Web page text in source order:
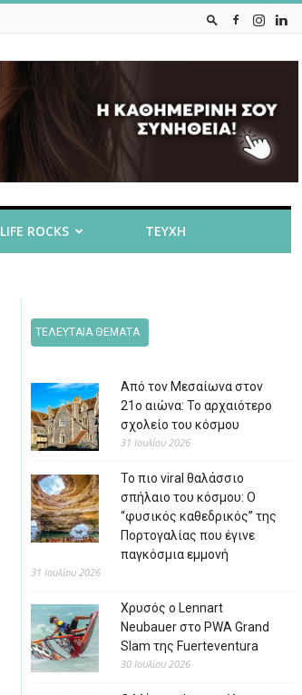
LIFE ROCKS ΤΕΥΧΗ
ΤΕΛΕΥΤΑΙΑ ΘΕΜΑΤΑ
Από τον Μεσαίωνα στον
21ο αιώνα: Το αρχαιότερο
σχολείο του κόσμου
31 Ιουλίου 2026
Το πιο viral θαλάσσιο
σπήλαιο του κόσμου: Ο
“φυσικός καθεδρικός” της
Πορτογαλίας που έγινε
παγκόσμια εμμονή
31 Ιουλίου 2026
Χρυσός ο Lennart
Neubauer στο PWA Grand
Slam της Fuerteventura
30 Ιουλίου 2026